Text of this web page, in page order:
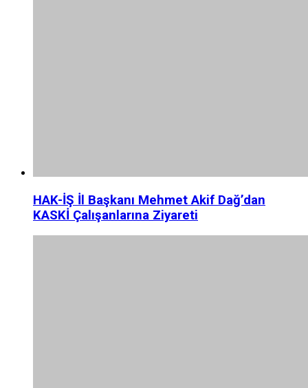
HAK-İŞ İl Başkanı Mehmet Akif Dağ’dan
KASKİ Çalışanlarına Ziyareti